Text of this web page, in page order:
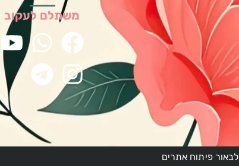
משתלם לעקוב
לבאור פיתוח אתרים